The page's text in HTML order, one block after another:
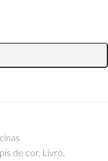
de cor, Livro,